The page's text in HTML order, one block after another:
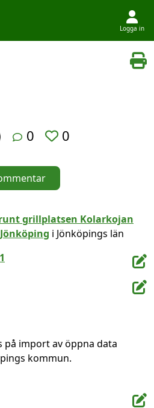
Logga in
0 0
Jönköping i Jönköpings län
på import av öppna data
kommun.